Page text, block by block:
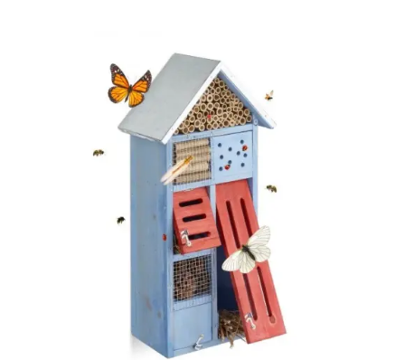
IN DEN WARENKORB